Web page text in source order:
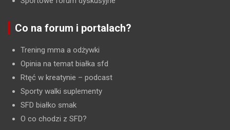
Co na forum i portalach?
Trening mma a odżywki
Opinia na temat białka sfd
Rtęć w kreatynie – podcast
Sporty walki suplementy
SFD białko smak
O co chodzi z SFD?